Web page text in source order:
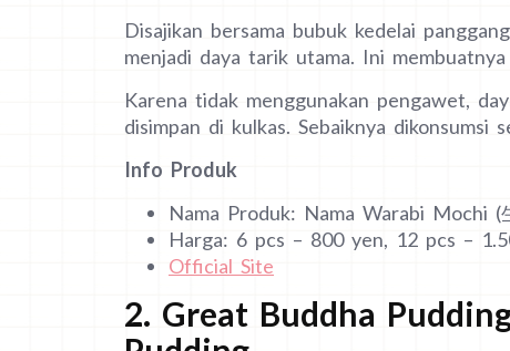
Disajikan bersama bubuk kedelai
menjadi daya tarik utama. Ini
Karena tidak menggunakan pengawet,
disimpan di kulkas. Sebaiknya dikonsumsi
Info Produk
Nama Produk: Nama Warabi Mochi (
Harga: 6 pcs – 800 yen, 12 pcs –
Official Site
2. Great Buddha